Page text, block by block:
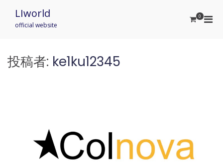
content
LIworld
official website
0
投稿者: ke1ku12345